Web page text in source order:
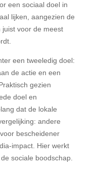
een sociaal doel in
lijken, aangezien de
voor de meest
een tweeledig doel:
de actie en een
gezien
doel en
dat de lokale
andere
bescheidener
impact. Hier werkt
sociale boodschap.